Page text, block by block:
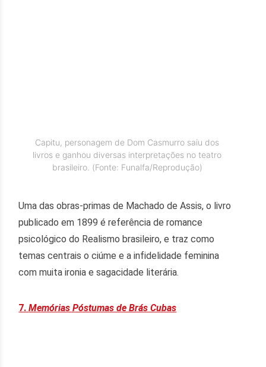
Capitu, personagem de Dom Casmurro saiu dos
livros e ganhou diversas interpretações no teatro
brasileiro. (Fonte: Funalfa/Reprodução)
Uma das obras-primas de Machado de Assis, o livro
publicado em 1899 é referência de romance
psicológico do Realismo brasileiro, e traz como
temas centrais o ciúme e a infidelidade feminina
com muita ironia e sagacidade literária.
7.Memórias Póstumas de Brás Cubas